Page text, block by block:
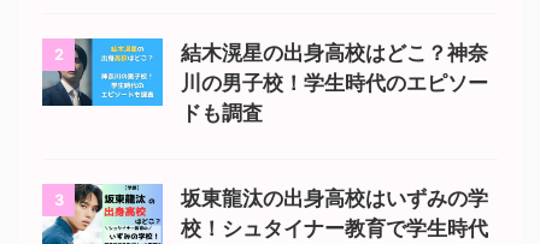
2
結木滉星の出身高校はどこ？神奈
川の男子校！学生時代のエピソー
ドも調査
3
坂東龍汰の出身高校はいずみの学
校！シュタイナー教育で学生時代